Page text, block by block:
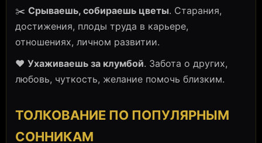
✂️ Срываешь, собираешь цветы. Старания,
достижения, плоды труда в карьере,
отношениях, личном развитии.
❤️ Ухаживаешь за клумбой. Забота о других,
любовь, чуткость, желание помочь близким.
ТОЛКОВАНИЕ ПО ПОПУЛЯРНЫМ
СОННИКАМ